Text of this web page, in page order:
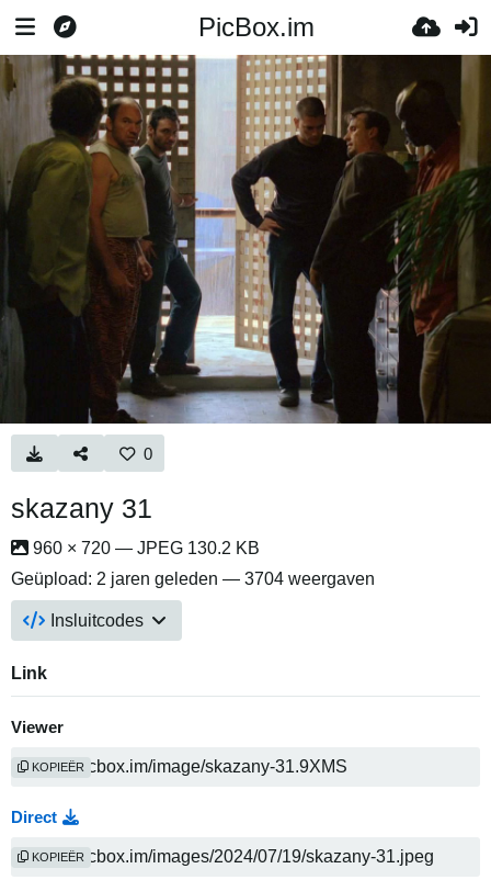
PicBox.im
0
skazany 31
960 × 720 — JPEG 130.2 KB
Geüpload: 2 jaren geleden — 3704 weergaven
Insluitcodes
Link
Viewer
KOPIEËR
Direct
KOPIEËR